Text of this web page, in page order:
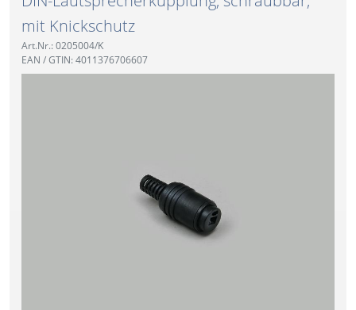
mit Knickschutz
Art.Nr.: 0205004/K
EAN / GTIN: 4011376706607